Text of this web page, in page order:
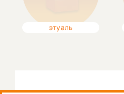
этуаль